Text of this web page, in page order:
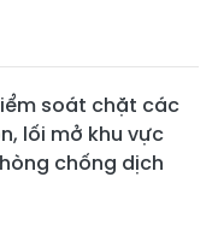
soát chặt các
lối mở khu vực
chống dịch